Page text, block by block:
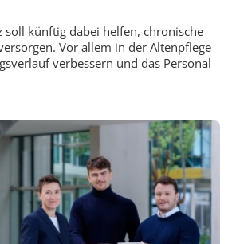
soll künftig dabei helfen, chronische
Vor allem in der Altenpflege
verbessern und das Personal